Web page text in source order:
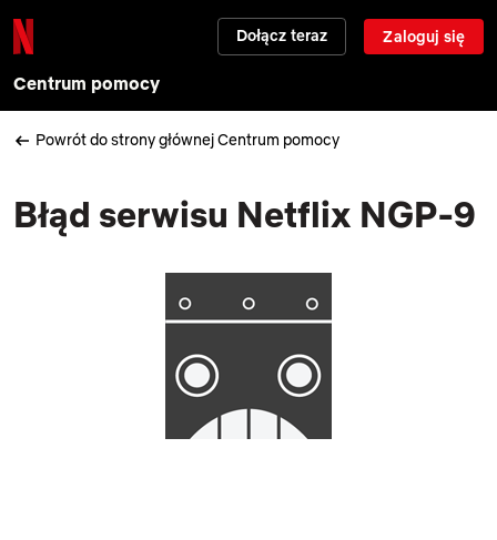
Dołącz teraz Zaloguj się
Centrum pomocy
Powrót do strony głównej Centrum pomocy
Błąd serwisu Netflix NGP-9